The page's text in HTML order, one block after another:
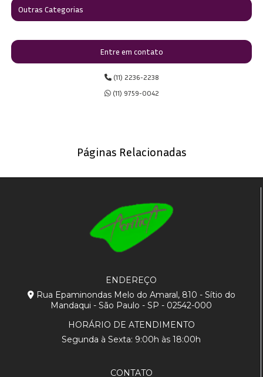
Outras Categorias
Entre em contato
(11) 2236-2238
(11) 9759-0042
Páginas Relacionadas
ENDEREÇO
Rua Epaminondas Melo do Amaral, 810 - Sítio do
Mandaqui - São Paulo - SP - 02542-000
HORÁRIO DE ATENDIMENTO
Segunda à Sexta: 9:00h às 18:00h
CONTATO